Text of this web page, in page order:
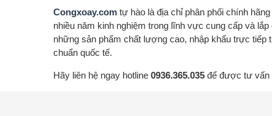
Congxoay.com tự hào là địa chỉ phân phối chính
nhiều năm kinh nghiệm trong lĩnh vực cung cấp và
những sản phẩm chất lượng cao, nhập khẩu trực tiếp
chuẩn quốc tế.
Hãy liên hệ ngay hotline 0936.365.035 để được tư vấn